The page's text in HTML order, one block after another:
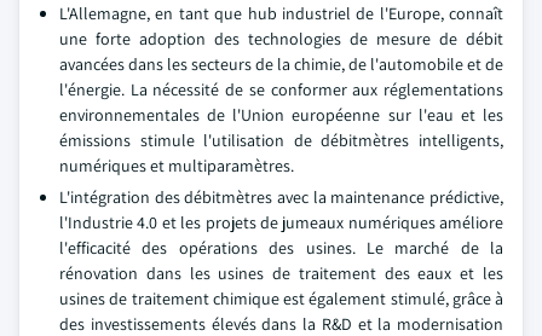
L'Allemagne, en tant que hub industriel de l'Europe, connaît
une forte adoption des technologies de mesure de débit
avancées dans les secteurs de la chimie, de l'automobile et de
l'énergie. La nécessité de se conformer aux réglementations
environnementales de l'Union européenne sur l'eau et les
émissions stimule l'utilisation de débitmètres intelligents,
numériques et multiparamètres.
L'intégration des débitmètres avec la maintenance prédictive,
l'Industrie 4.0 et les projets de jumeaux numériques améliore
l'efficacité des opérations des usines. Le marché de la
rénovation dans les usines de traitement des eaux et les
usines de traitement chimique est également stimulé, grâce à
des investissements élevés dans la R&D et la modernisation